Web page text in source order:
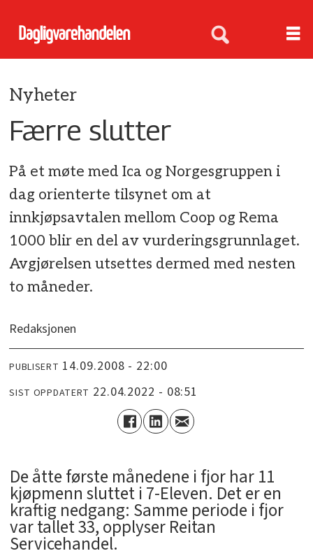
Nyheter
Færre slutter
På et møte med Ica og Norgesgruppen i
dag orienterte tilsynet om at
innkjøpsavtalen mellom Coop og Rema
1000 blir en del av vurderingsgrunnlaget.
Avgjørelsen utsettes dermed med nesten
to måneder.
Redaksjonen
PUBLISERT 14.09.2008 - 22:00
SIST OPPDATERT 22.04.2022 - 08:51
De åtte første månedene i fjor har 11
kjøpmenn sluttet i 7-Eleven. Det er en
kraftig nedgang: Samme periode i fjor
var tallet 33, opplyser Reitan
Servicehandel.